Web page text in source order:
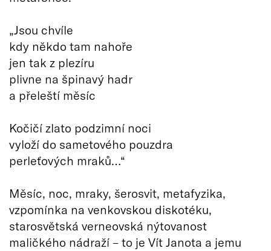
„Jsou chvíle
kdy někdo tam nahoře
jen tak z plezíru
plivne na špinavý hadr
a přeleští měsíc
Kočičí zlato podzimní noci
vyloží do sametového pouzdra
perleťových mraků…“
Měsíc, noc, mraky, šerosvit, metafyzika,
vzpomínka na venkovskou diskotéku,
starosvětská verneovská nýtovanost
maličkého nádraží – to je Vít Janota a jemu